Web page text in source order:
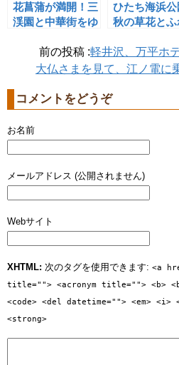
花菖蒲が満開！三
渓園と中華街をゆ
ひたち海浜
秋の草花と
前の投稿 :軽井沢、万平ホ
大仏さまを見て、江ノ電に
コメントをどうぞ
お名前
メールアドレス (公開されません)
Webサイト
XHTML: 次のタグを使用できます: <a
title=""> <acronym title=""> <b>
<code> <del datetime=""> <em>
<strong>